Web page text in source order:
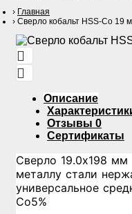
Главная
Сверло кобальт HSS-Со 19
Описание
Отзывы 0
Сертификаты
Сверло 19.0х198
металлу стали
универсальное
Co5%